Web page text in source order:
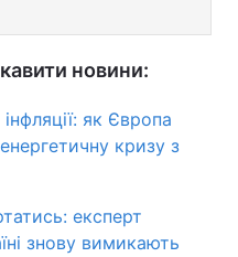
новини:
як Європа
кризу з
експерт
знову вимикають